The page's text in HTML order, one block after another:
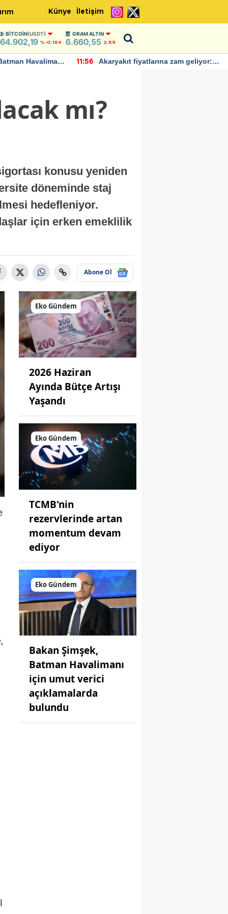
Künye İletişim
BITCOIN(USDT)
64.902,19 %-0.164
GRAM ALTIN
6.660,55 2,59
Havalimanı
11:56
Akaryakıt fiyatlarına zam geliyor:
mı?
konusu yeniden
döneminde staj
hedefleniyor.
için erken emeklilik
Abone Ol
Eko Gündem
2026 Haziran
Ayında Bütçe Artışı
Yaşandı
Eko Gündem
TCMB'nin
rezervlerinde artan
momentum devam
ediyor
Eko Gündem
Bakan Şimşek,
Batman Havalimanı
için umut verici
açıklamalarda
bulundu